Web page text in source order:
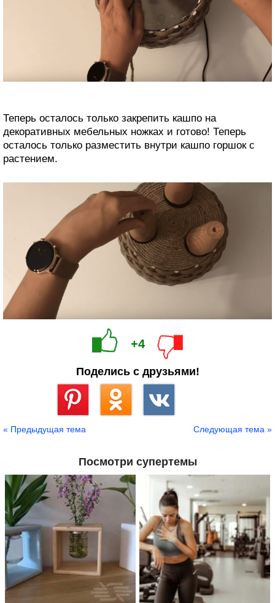
Теперь осталось только закрепить кашпо на
декоративных мебельных ножках и готово! Теперь
осталось только разместить внутри кашпо горшок с
растением.
+4
Поделись с друзьями!
« Предыдущая тема Следующая тема »
Посмотри супертемы